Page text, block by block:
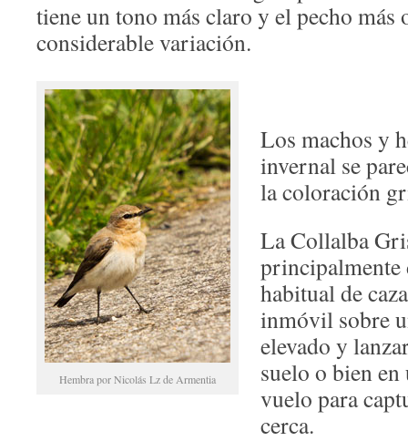
tiene un tono más claro y el pecho más
considerable variación.
Hembra por Nicolás Lz de Armentia
Los machos y
invernal se
la coloración
La Collalba
principalmente
habitual de
inmóvil sobre
elevado y
suelo o bien
vuelo para
cerca.